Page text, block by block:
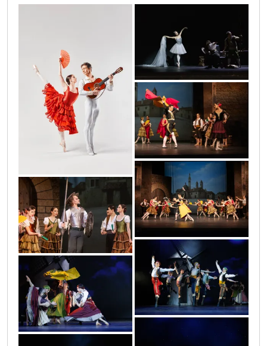
don_kihot_1_002
don_kihot_3
don_kihot_14
don_kihot_15
don_kihot_19
don_kihot_53
don_kihot_59